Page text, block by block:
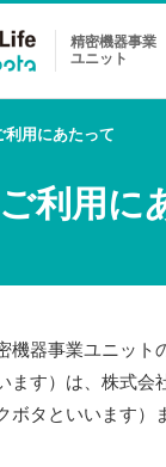
精密機器事業
ユニット
利用にあたって
利用に
機器事業ユニット
ます）は、株式会
ボタといいます）